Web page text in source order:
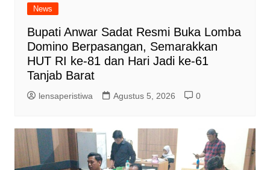
News
Bupati Anwar Sadat Resmi Buka Lomba
Domino Berpasangan, Semarakkan
HUT RI ke-81 dan Hari Jadi ke-61
Tanjab Barat
lensaperistiwa Agustus 5, 2026 0